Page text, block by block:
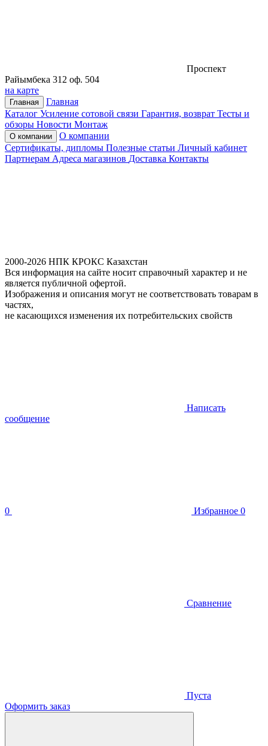
Проспект
Райымбека 312 оф. 504
на карте
Главная
Главная
Каталог Усиление сотовой связи Гарантия, возврат Тесты и
обзоры Новости Монтаж
О компании
О компании
Сертификаты, дипломы Полезные статьи Личный кабинет
Партнерам Адреса магазинов Доставка Контакты
2000-2026 НПК КРОКС Казахстан
Вся информация на сайте носит справочный характер и не
является публичной офертой.
Изображения и описания могут не соответствовать товарам в
частях,
не касающихся изменения их потребительских свойств
Написать
сообщение
0 Избранное 0
Сравнение
Пуста
Оформить заказ